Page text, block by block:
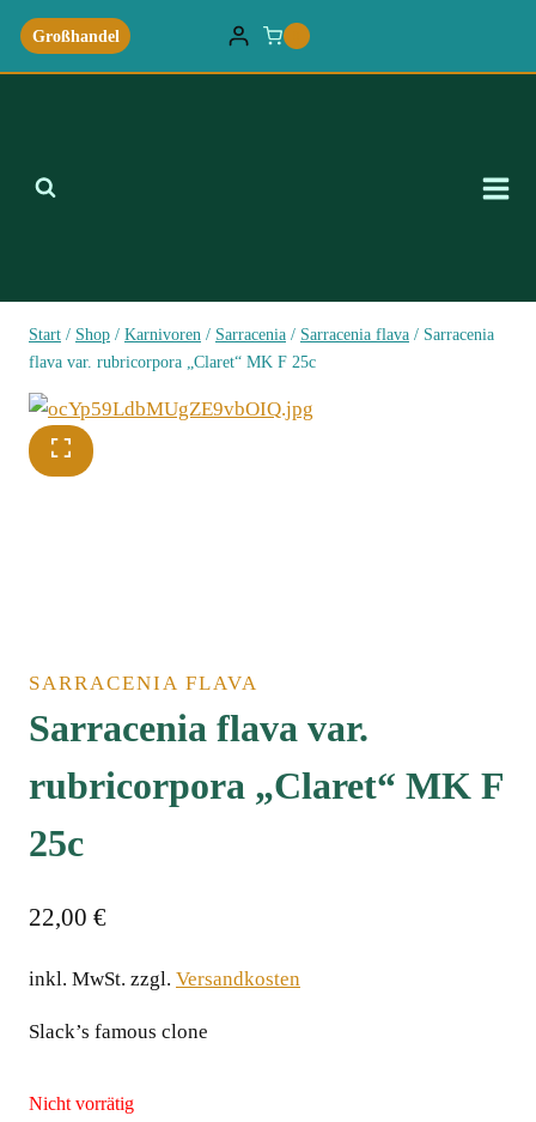
Zum
Inhalt
springen
Großhandel
Start / Shop / Karnivoren / Sarracenia / Sarracenia flava / Sarracenia
flava var. rubricorpora „Claret“ MK F 25c
SARRACENIA FLAVA
Sarracenia flava var.
rubricorpora „Claret“ MK F
25c
22,00 €
inkl. MwSt. zzgl. Versandkosten
Slack’s famous clone
Nicht vorrätig